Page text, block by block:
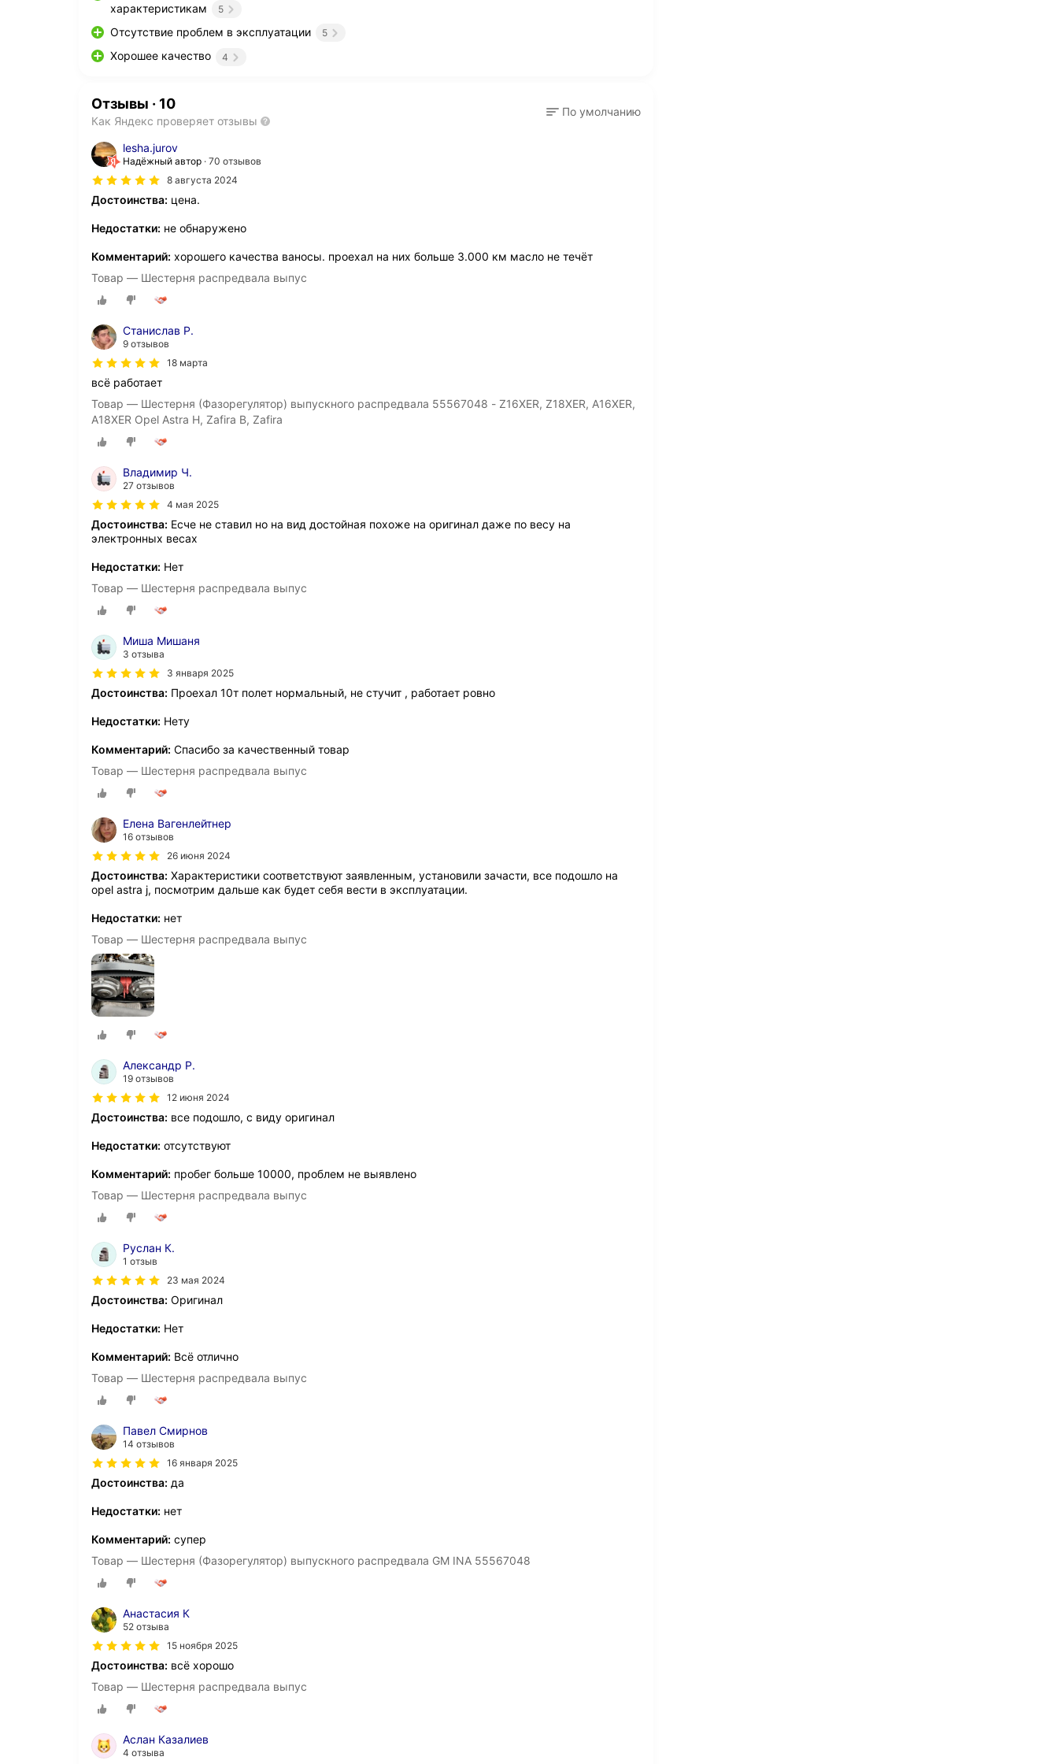
характеристикам
5
Отсутствие проблем в эксплуатации 5
Хорошее качество 4
Отзывы · 10
Как Яндекс проверяет отзывы
По умолчанию
lesha.jurov
Надёжный автор 70 отзывов
8 августа 2024
Достоинства: цена.
Недостатки: не обнаружено
Комментарий: хорошего качества ваносы. проехал на них больше 3.000 км масло не течёт
Товар — Шестерня распредвала выпус
Станислав Р.
9 отзывов
18 марта
всё работает
Товар — Шестерня (Фазорегулятор) выпускного распредвала 55567048 - Z16XER, Z18XER, A16XER,
A18XER Opel Astra H, Zafira B, Zafira
Владимир Ч.
27 отзывов
4 мая 2025
Достоинства: Есче не ставил но на вид достойная похоже на оригинал даже по весу на
электронных весах
Недостатки: Нет
Товар — Шестерня распредвала выпус
Миша Мишаня
3 отзыва
3 января 2025
Достоинства: Проехал 10т полет нормальный, не стучит , работает ровно
Недостатки: Нету
Комментарий: Спасибо за качественный товар
Товар — Шестерня распредвала выпус
Елена Вагенлейтнер
16 отзывов
26 июня 2024
Достоинства: Характеристики соответствуют заявленным, установили зачасти, все подошло на
opel astra j, посмотрим дальше как будет себя вести в эксплуатации.
Недостатки: нет
Товар — Шестерня распредвала выпус
Александр Р.
19 отзывов
12 июня 2024
Достоинства: все подошло, с виду оригинал
Недостатки: отсутствуют
Комментарий: пробег больше 10000, проблем не выявлено
Товар — Шестерня распредвала выпус
Руслан К.
1 отзыв
23 мая 2024
Достоинства: Оригинал
Недостатки: Нет
Комментарий: Всё отлично
Товар — Шестерня распредвала выпус
Павел Смирнов
14 отзывов
16 января 2025
Достоинства: да
Недостатки: нет
Комментарий: супер
Товар — Шестерня (Фазорегулятор) выпускного распредвала GM INA 55567048
Анастасия К
52 отзыва
15 ноября 2025
Достоинства: всё хорошо
Товар — Шестерня распредвала выпус
Аслан Казалиев
4 отзыва